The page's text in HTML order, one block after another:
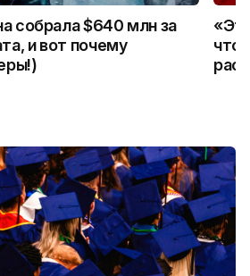
собрала $640 млн за
и вот почему
что